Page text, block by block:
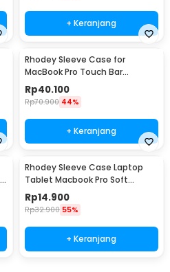
+ Keranjang
Rhodey Sleeve Case for
MacBook Pro Touch Bar
Neoprene with Pouch 15.6 Inch
- YG6005
Rp40.100
Rp70.900 44%
+ Keranjang
Rhodey Sleeve Case Laptop
Tablet Macbook Pro Soft
Protection Felt 12 Inch - MR24
Rp14.900
Rp32.900 55%
+ Keranjang